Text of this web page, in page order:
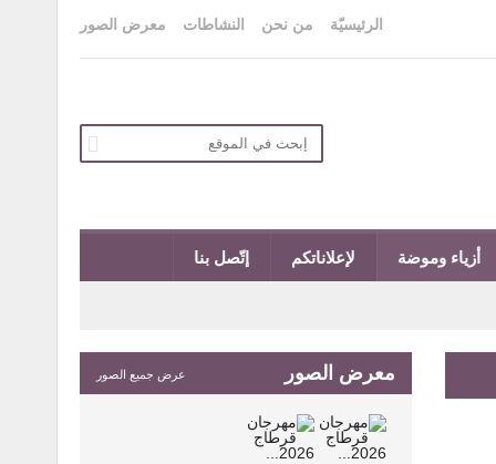
الرئيسيّة من نحن النشاطات معرض الصور
أزياء وموضة لإعلاناتكم إتّصل بنا
معرض الصور عرض جميع الصور